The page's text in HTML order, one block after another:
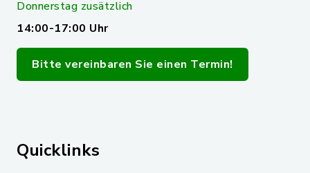
Donnerstag zusätzlich
14:00-17:00 Uhr
Bitte vereinbaren Sie einen Termin!
Quicklinks